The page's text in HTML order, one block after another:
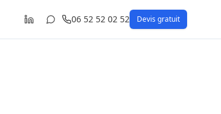
06 52 52 02 52 Devis gratuit